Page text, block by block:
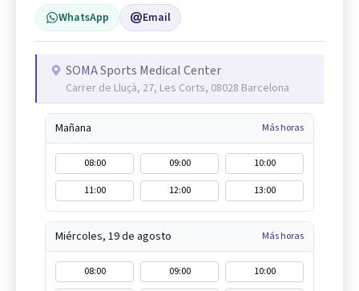
WhatsApp Email
SOMA Sports Medical Center
Carrer de Lluçà, 27, Les Corts, 08028 Barcelona
Mañana Más horas
08:00 09:00
10:00
11:00
12:00 13:00
Miércoles, 19 de agosto Más horas
08:00 09:00
10:00